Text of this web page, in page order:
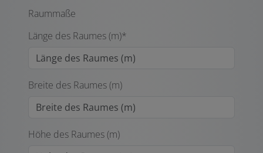
Raummaße
Länge des Raumes (m)*
Breite des Raumes (m)
Höhe des Raumes (m)